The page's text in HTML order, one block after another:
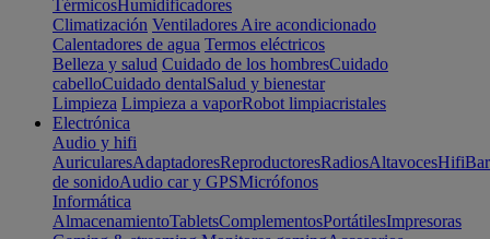
TérmicosHumidificadores
Climatización Ventiladores Aire acondicionado
Calentadores de agua Termos eléctricos
Belleza y salud Cuidado de los hombresCuidado
cabelloCuidado dentalSalud y bienestar
Limpieza Limpieza a vaporRobot limpiacristales
Electrónica
Audio y hifi
AuricularesAdaptadoresReproductoresRadiosAltavocesHifi
de sonidoAudio car y GPSMicrófonos
Informática
AlmacenamientoTabletsComplementosPortátilesImpresoras